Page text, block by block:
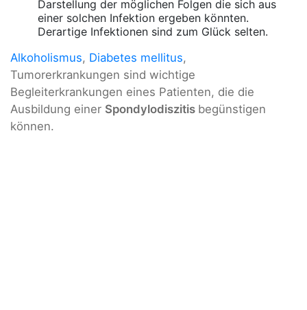
Darstellung der möglichen Folgen die sich aus
einer solchen Infektion ergeben könnten.
Derartige Infektionen sind zum Glück selten.
Alkoholismus, Diabetes mellitus,
Tumorerkrankungen sind wichtige
Begleiterkrankungen eines Patienten, die die
Ausbildung einer Spondylodiszitis begünstigen
können.